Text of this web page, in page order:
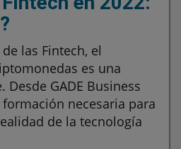
las Fintech, el
es una
GADE Business
necesaria para
de la tecnología